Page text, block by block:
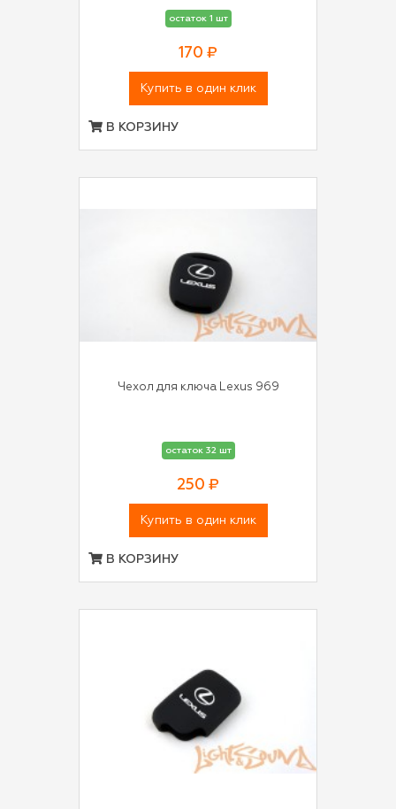
остаток 1 шт
170 ₽
Купить в один клик
В КОРЗИНУ
Чехол для ключа Lexus 969
остаток 32 шт
250 ₽
Купить в один клик
В КОРЗИНУ